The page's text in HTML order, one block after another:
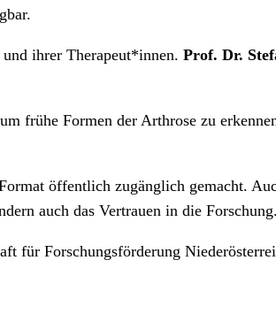
ihrer Therapeut*innen. Prof. Dr.
frühe Formen der Arthrose zu
öffentlich zugänglich gemacht.
auch das Vertrauen in die Forschung.
für Forschungsförderung